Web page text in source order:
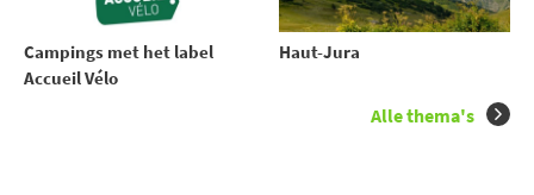
Campings met het label
Accueil Vélo
Haut-Jura
Alle thema's